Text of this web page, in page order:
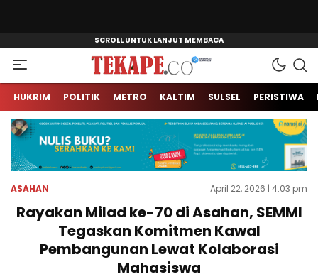
Tekape.co
Jendela Informasi Kita
HUKRIM POLITIK METRO KALTIM SULSEL PERISTIWA
ASAHAN April 22, 2026 | 4:03 pm
Rayakan Milad ke-70 di Asahan, SEMMI
Tegaskan Komitmen Kawal
Pembangunan Lewat Kolaborasi
Mahasiswa